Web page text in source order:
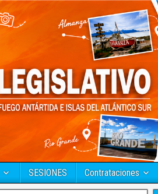
SESIONES Contrataciones